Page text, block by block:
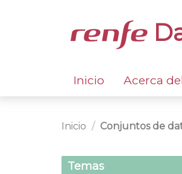
Inicio Acerca
Inicio Conjuntos de
Temas